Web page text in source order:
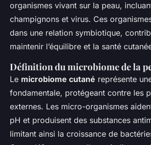
organismes vivant sur la peau,
champignons et virus. Ces
dans une relation symbiotique,
maintenir l’équilibre et la santé
Définition du microbiome de la
Le microbiome cutané représente
fondamentale, protégeant contre les
externes. Les micro-organismes
pH et produisent des substances
limitant ainsi la croissance de